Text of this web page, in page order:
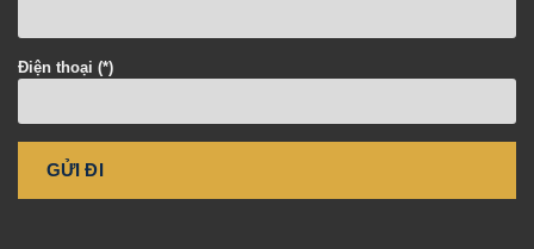
Điện thoại (*)